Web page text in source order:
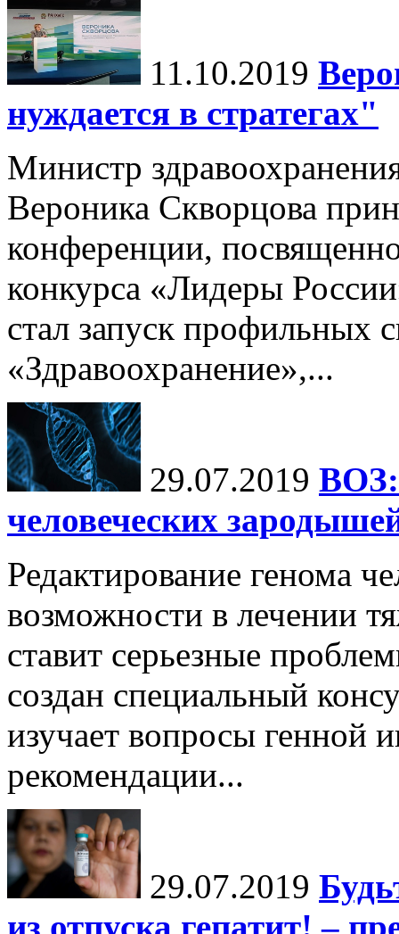
11.10.2019
нуждается в стратегах"
Министр
Вероника Скворцова
конференции,
конкурса «Лидеры
стал запуск профильных
«Здравоохранение»,...
29.07.2019 ВОЗ:
человеческих
Редактирование генома
возможности в лечении
ставит серьезные
создан специальный
изучает вопросы генной
рекомендации...
29.07.2019